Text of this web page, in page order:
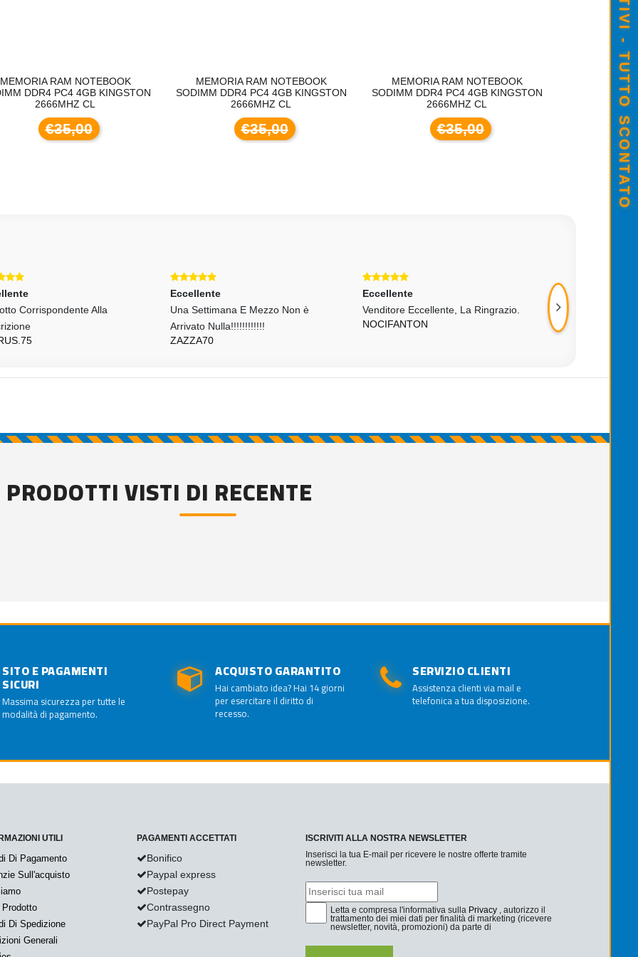
CARTUCCIA ORIGINALE CANON
MEMORIA RAM NOTEBOOK
DDR4 PC4 4GB KINGSTON
2666MHZ CL
€35,00
MEMORIA RAM NOTEBOOK
SODIMM DDR4 PC4 4GB KINGSTON
2666MHZ CL
€35,00
MEMORIA RAM NOTEBOOK
SODIMM DDR4 PC4 4GB KINGSTON
2666MHZ CL
€35,00
SODIMM
Corrispondente Alla
Eccellente
Una Settimana E Mezzo Non è
Arrivato Nulla!!!!!!!!!!!!
ZAZZA70
Eccellente
Venditore Eccellente, La Ringrazio.
NOCIFANTON
Eccellente
Ottimo Prodotto.
Spedizione
PRODOTTI VISTI DI RECENTE
SITO E PAGAMENTI
SICURI
Massima sicurezza per tutte le
modalità di pagamento.
ACQUISTO GARANTITO
Hai cambiato idea? Hai 14 giorni
per esercitare il diritto di
recesso.
SERVIZIO CLIENTI
Assistenza clienti via mail e
telefonica a tua disposizione.
UTILI
Di Pagamento
Sull'acquisto
Prodotto
Di Spedizione
Generali
PAGAMENTI ACCETTATI
Bonifico
Paypal express
Postepay
Contrassegno
PayPal Pro Direct Payment
ISCRIVITI ALLA NOSTRA NEWSLETTER
Inserisci la tua E-mail per ricevere le nostre offerte tramite
newsletter.
Letta e compresa l'informativa sulla Privacy , autorizzo il
trattamento dei miei dati per finalità di marketing (ricevere
newsletter, novità, promozioni) da parte di
SALDI ESTIVI - TUTTO SCONTATO